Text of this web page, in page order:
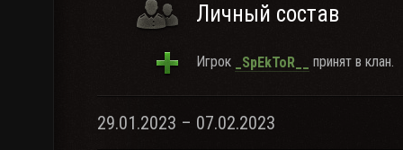
Личный состав
Игрок _SpEkToR__ принят в клан.
29.01.2023 – 07.02.2023